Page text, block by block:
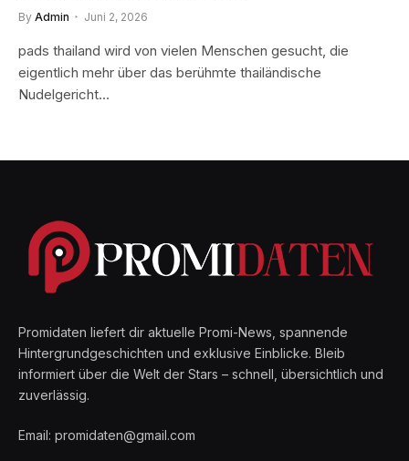
By Admin Juni 2, 2026
pads thailand wird von vielen Menschen gesucht, die
eigentlich mehr über das berühmte thailändische
Nudelgericht…
Promidaten liefert dir aktuelle Promi-News, spannende
Hintergrundgeschichten und exklusive Einblicke. Bleib
informiert über die Welt der Stars – schnell, übersichtlich und
zuverlässig.
Email: promidaten@gmail.com